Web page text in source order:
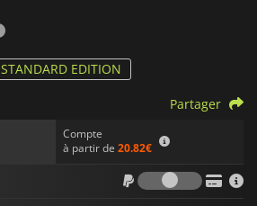
STANDARD EDITION
Compte
à partir de 20.82€
Partager
Frais